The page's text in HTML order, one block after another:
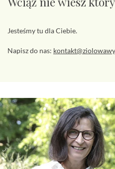
Jesteśmy tu dla Ciebie.
Napisz do nas: